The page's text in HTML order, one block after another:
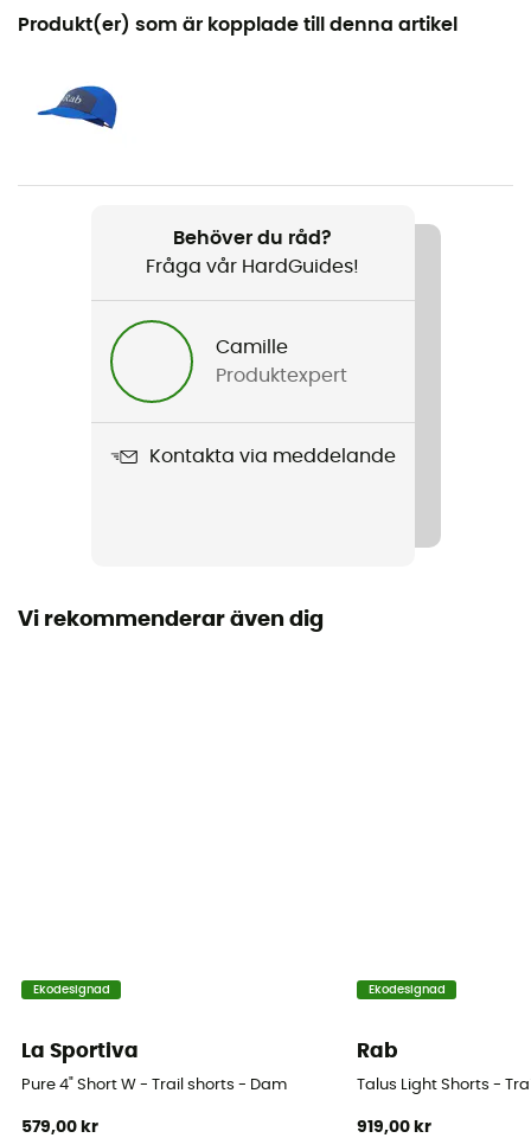
Rekommenderad för
Trailrunning / Löpning
Vikt
Talus Shorts
Återvunnen / PFC-Free
Produkt(er) som är kopplade till denna artikel
Behöver du råd?
Fråga vår HardGuides!
Camille
Produktexpert
Kontakta via meddelande
Vi rekommenderar även dig
Ekodesignad
La Sportiva
Pure 4" Short W - Trail shorts - Dam
579,00 kr
Ekodesignad
Rab
Talus Light Shorts -
919,00 kr